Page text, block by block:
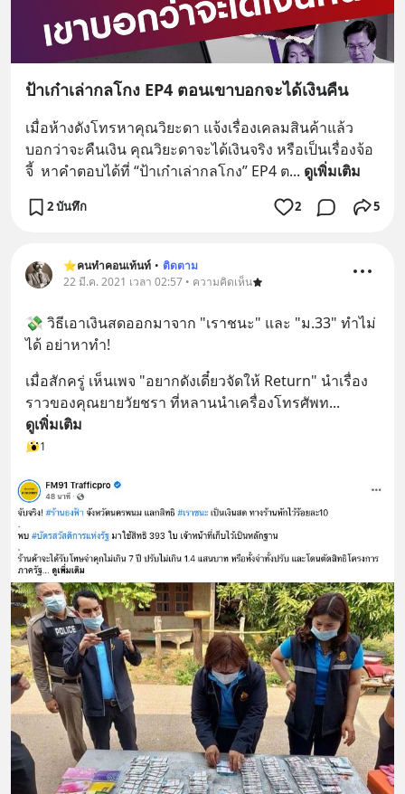
ป้าเก๋าเล่ากลโกง EP4 ตอนเขาบอกจะได้เงินคืน
เมื่อห้างดังโทรหาคุณวิยะดา แจ้งเรื่องเคลมสินค้าแล้ว
บอกว่าจะคืนเงิน คุณวิยะดาจะได้เงินจริง หรือเป็นเรื่องจ้อ
จี้  หาคำตอบได้ที่ “ป้าเก๋าเล่ากลโกง” EP4 ต... ดูเพิ่มเติม
2 บันทึก 2 5
⭐️คนทำคอนเท้นท์ • ติดตาม
22 มี.ค. 2021 เวลา 02:57 • ความคิดเห็น
💸 วิธีเอาเงินสดออกมาจาก "เราชนะ" และ "ม.33" ทำไม่
ได้ อย่าหาทำ!
เมื่อสักครู่ เห็นเพจ "อยากดังเดี๋ยวจัดให้ Return" นำเรื่อง
ราวของคุณยายวัยชรา ที่หลานนำเครื่องโทรศัพท...
ดูเพิ่มเติม
1